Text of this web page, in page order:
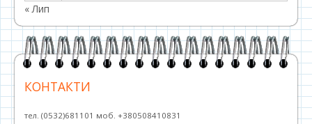
« Лип
КОНТАКТИ
тел. (0532)681101 моб. +380508410831